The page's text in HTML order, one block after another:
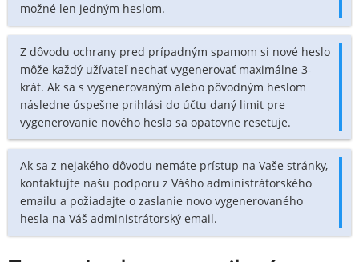
možné len jedným heslom.
Z dôvodu ochrany pred prípadným spamom si nové heslo
môže každý užívateľ nechať vygenerovať maximálne 3-
krát. Ak sa s vygenerovaným alebo pôvodným heslom
následne úspešne prihlási do účtu daný limit pre
vygenerovanie nového hesla sa opätovne resetuje.
Ak sa z nejakého dôvodu nemáte prístup na Vaše stránky,
kontaktujte našu podporu z Vášho administrátorského
emailu a požiadajte o zaslanie novo vygenerovaného
hesla na Váš administrátorský email.